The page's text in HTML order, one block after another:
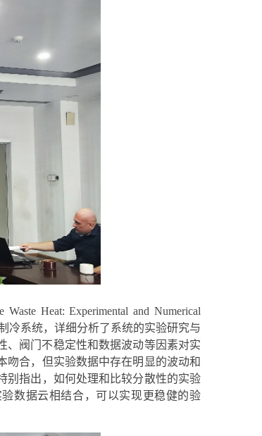
Heat: Experimental and Numerical
冷系统，详细分析了系统的实验研究与
、阀门不稳定性和数据波动等因素对实
吻合，但实验数据中存在明显的波动和
别指出，如何处理和比较分散性的实验
数据云相结合，可以实现更稳健的验